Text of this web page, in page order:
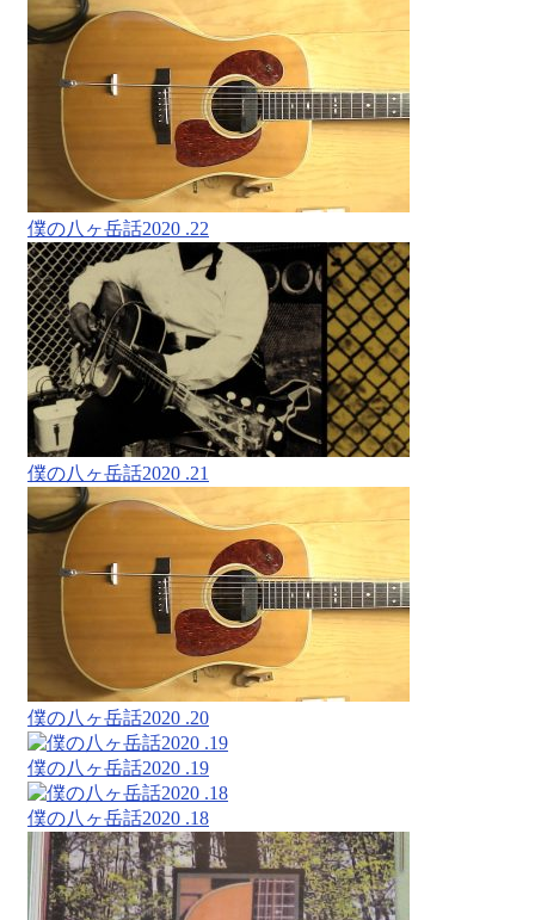
僕の八ヶ岳話2020 .22
僕の八ヶ岳話2020 .21
僕の八ヶ岳話2020 .20
僕の八ヶ岳話2020 .19
僕の八ヶ岳話2020 .18